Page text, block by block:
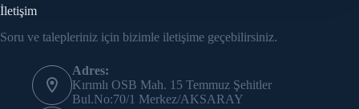
İletişim
Soru ve talepleriniz için bizimle iletişime geçebilirsiniz.
Adres:
Kırımlı OSB Mah. 15 Temmuz Şehitler
Bul.No:70/1 Merkez/AKSARAY